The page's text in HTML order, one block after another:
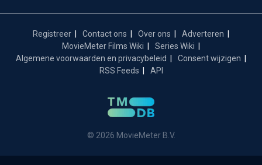
Registreer Contact ons Over ons
Adverteren
MovieMeter Films Wiki
Series Wiki
Algemene voorwaarden en privacybeleid
Consent wijzigen
RSS Feeds
API
© 2026 MovieMeter B.V.